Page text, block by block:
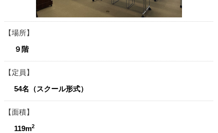
場所
９階
定員
54名（スクール形式）
面積
119m2